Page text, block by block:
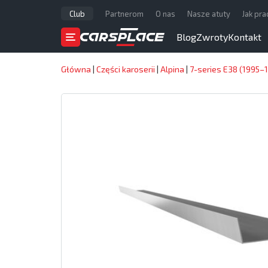
Club Partnerom O nas Nasze atuty Jak
BlogZwrotyKontakt
Główna | Części karoserii | Alpina | 7-series E38